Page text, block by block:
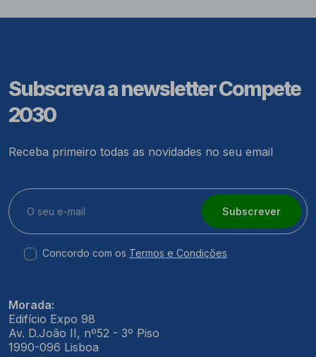
Subscreva a newsletter Compete
2030
Receba primeiro todas as novidades no seu email
Subscrever
Concordo com os Termos e Condições
Morada:
Edifício Expo 98
Av. D.João II, nº52 - 3º Piso
1990-096 Lisboa